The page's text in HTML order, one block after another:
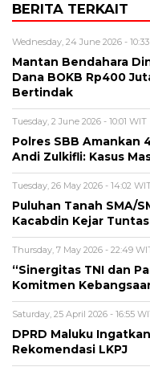
BERITA TERKAIT
Wednesday, 24 June 2026 -
Mantan Bendahara
Dana BOKB Rp400
Bertindak
Tuesday, 2 June 2026 - 10:01 WIT
Polres SBB Amankan
Andi Zulkifli: Kasus
Tuesday, 26 May 2026 - 14:02
Puluhan Tanah SMA/
Kacabdin Kejar
Thursday, 7 May 2026 - 22:49
“Sinergitas TNI dan
Komitmen
Saturday, 25 April 2026 - 16:55
DPRD Maluku
Rekomendasi LKPJ